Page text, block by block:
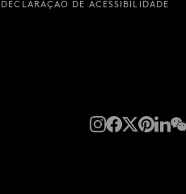
DECLARAÇÃO DE ACESSIBILIDADE